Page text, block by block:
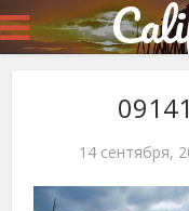
14 сентября,